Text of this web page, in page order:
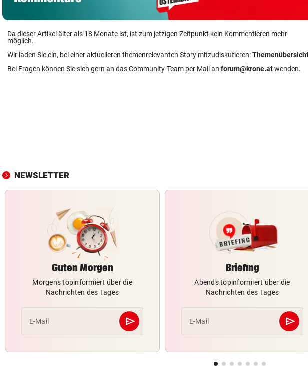
Da dieser Artikel älter als 18 Monate ist, ist zum jetzigen Zeitpunkt kein Kommentieren mehr
möglich.
Wir laden Sie ein, bei einer aktuelleren themenrelevanten Story mitzudiskutieren:Themenübersicht
Bei Fragen können Sie sich gern an das Community-Team per Mail an forum@krone.atwenden.
NEWSLETTER
Guten Morgen
Morgens topinformiert über die
Nachrichten des Tages
E-Mail send
Abschicken
Briefing
Abends topinformiert über die
Nachrichten des Tages
E-Mail send